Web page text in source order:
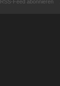
RSS-Feed abonnieren